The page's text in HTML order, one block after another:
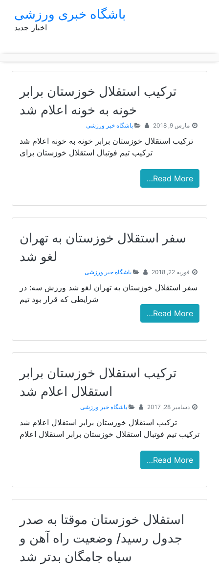
باشگاه خبری ورزشی
اخبار جدید
ترکیب استقلال خوزستان برابر
خونه به خونه اعلام شد
مارس 9, 2018 باشگاه خبر ورزشی
ترکیب استقلال خوزستان برابر خونه به خونه اعلام شد
ترکیب تیم فوتبال استقلال خوزستان برای
Read More…
سفر استقلال خوزستان به تهران
لغو شد
فوریه 22, 2018 باشگاه خبر ورزشی
سفر استقلال خوزستان به تهران لغو شد ورزش سه: در
شرایطی که قرار بود تیم
Read More…
ترکیب استقلال خوزستان برابر
استقلال اعلام شد
دسامبر 28, 2017 باشگاه خبر ورزشی
ترکیب استقلال خوزستان برابر استقلال اعلام شد
ترکیب تیم فوتبال استقلال خوزستان برابر استقلال اعلام
Read More…
استقلال خوزستان موقتا به صدر
جدول رسید/ وضعیت راه آهن و
سیاه جامگان بدتر شد